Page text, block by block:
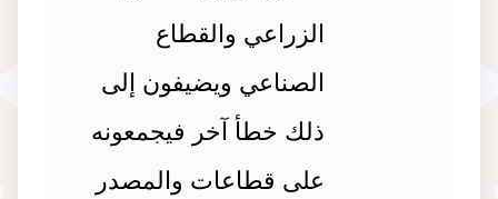
الزراعي والقطاع
الصناعي ويضيفون إلى
ذلك خطأ آخر فيجمعونه
على قطاعات والمصدر